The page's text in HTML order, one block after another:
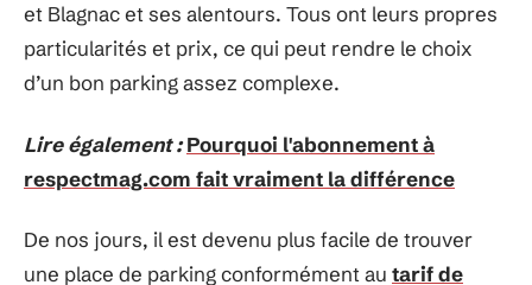
et Blagnac et ses alentours. Tous ont leurs propres
particularités et prix, ce qui peut rendre le choix
d’un bon parking assez complexe.
Lire également : Pourquoi l'abonnement à
respectmag.com fait vraiment la différence
De nos jours, il est devenu plus facile de trouver
une place de parking conformément au tarif de